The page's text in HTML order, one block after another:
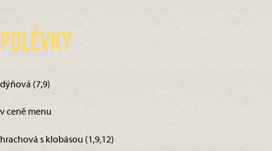
Polévky
dýňová (7,9)
v ceně menu
hrachová s klobásou (1,9,12)